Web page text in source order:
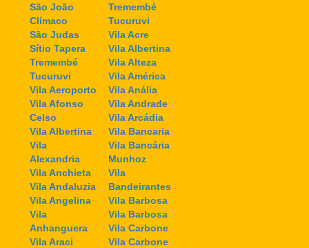
São João
Clímaco
São Judas
Sítio Tapera
Tremembé
Tucuruvi
Vila Aeroporto
Vila Afonso
Celso
Vila Albertina
Vila
Alexandria
Vila Anchieta
Vila Andaluzia
Vila Angelina
Vila
Anhanguera
Vila Araci
Tremembé
Tucuruvi
Vila Acre
Vila Albertina
Vila Alteza
Vila América
Vila Anália
Vila Andrade
Vila Arcádia
Vila Bancaria
Vila Bancária
Munhoz
Vila
Bandeirantes
Vila Barbosa
Vila Barbosa
Vila Carbone
Vila Carbone